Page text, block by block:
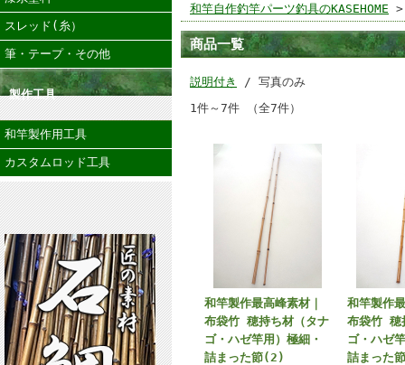
スレッド(糸）
筆・テープ・その他
製作工具
和竿製作用工具
カスタムロッド工具
和竿自作釣竿パーツ釣具のKASEHOME >
商品一覧
説明付き
/ 写真のみ
1件～7件 （全7件）
和竿製作最高峰素材｜
布袋竹 穂持ち材（タナ
ゴ・ハゼ竿用）極細・
詰まった節(2)
和竿製作
布袋竹 穂
ゴ・ハゼ
詰まった節